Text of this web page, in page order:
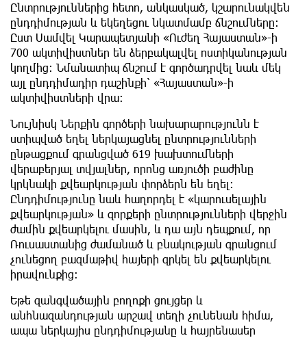
Ընտրություններից հետո, անկասկած, կշարունակվեն
ընդդիմության և եկեղեցու նկատմամբ ճնշումները։
Ըստ Սամվել Կարապետյանի «Ուժեղ Հայաստան»-ի
700 ակտիվիստներ են ձերբակալվել ոստիկանության
կողմից։ Նմանատիպ ճնշում է գործադրվել նաև մեկ
այլ ընդդիմադիր դաշինքի՝ «Հայաստան»-ի
ակտիվիստների վրա։
Նույնիսկ Ներքին գործերի նախարարությունն է
ստիպված եղել ներկայացնել ընտրությունների
ընթացքում գրանցված 619 խախտումների
վերաբերյալ տվյալներ, որոնց առյուծի բաժինը
կրկնակի քվեարկության փորձերն են եղել։
Ընդդիմությունը նաև հաղորդել է «կարուսելային
քվեարկության» և զորքերի ընտրությունների վերջին
ժամին քվեարկելու մասին, և դա այն դեպքում, որ
Ռուսաստանից ժամանած և բնակության գրանցում
չունեցող բազմաթիվ հայերի զրկել են քվեարկելու
իրավունքից։
Եթե զանգվածային բողոքի ցույցեր և
անհնազանդության արշավ տեղի չունենան հիմա,
ապա ներկայիս ընդդիմությանը և հայրենասեր